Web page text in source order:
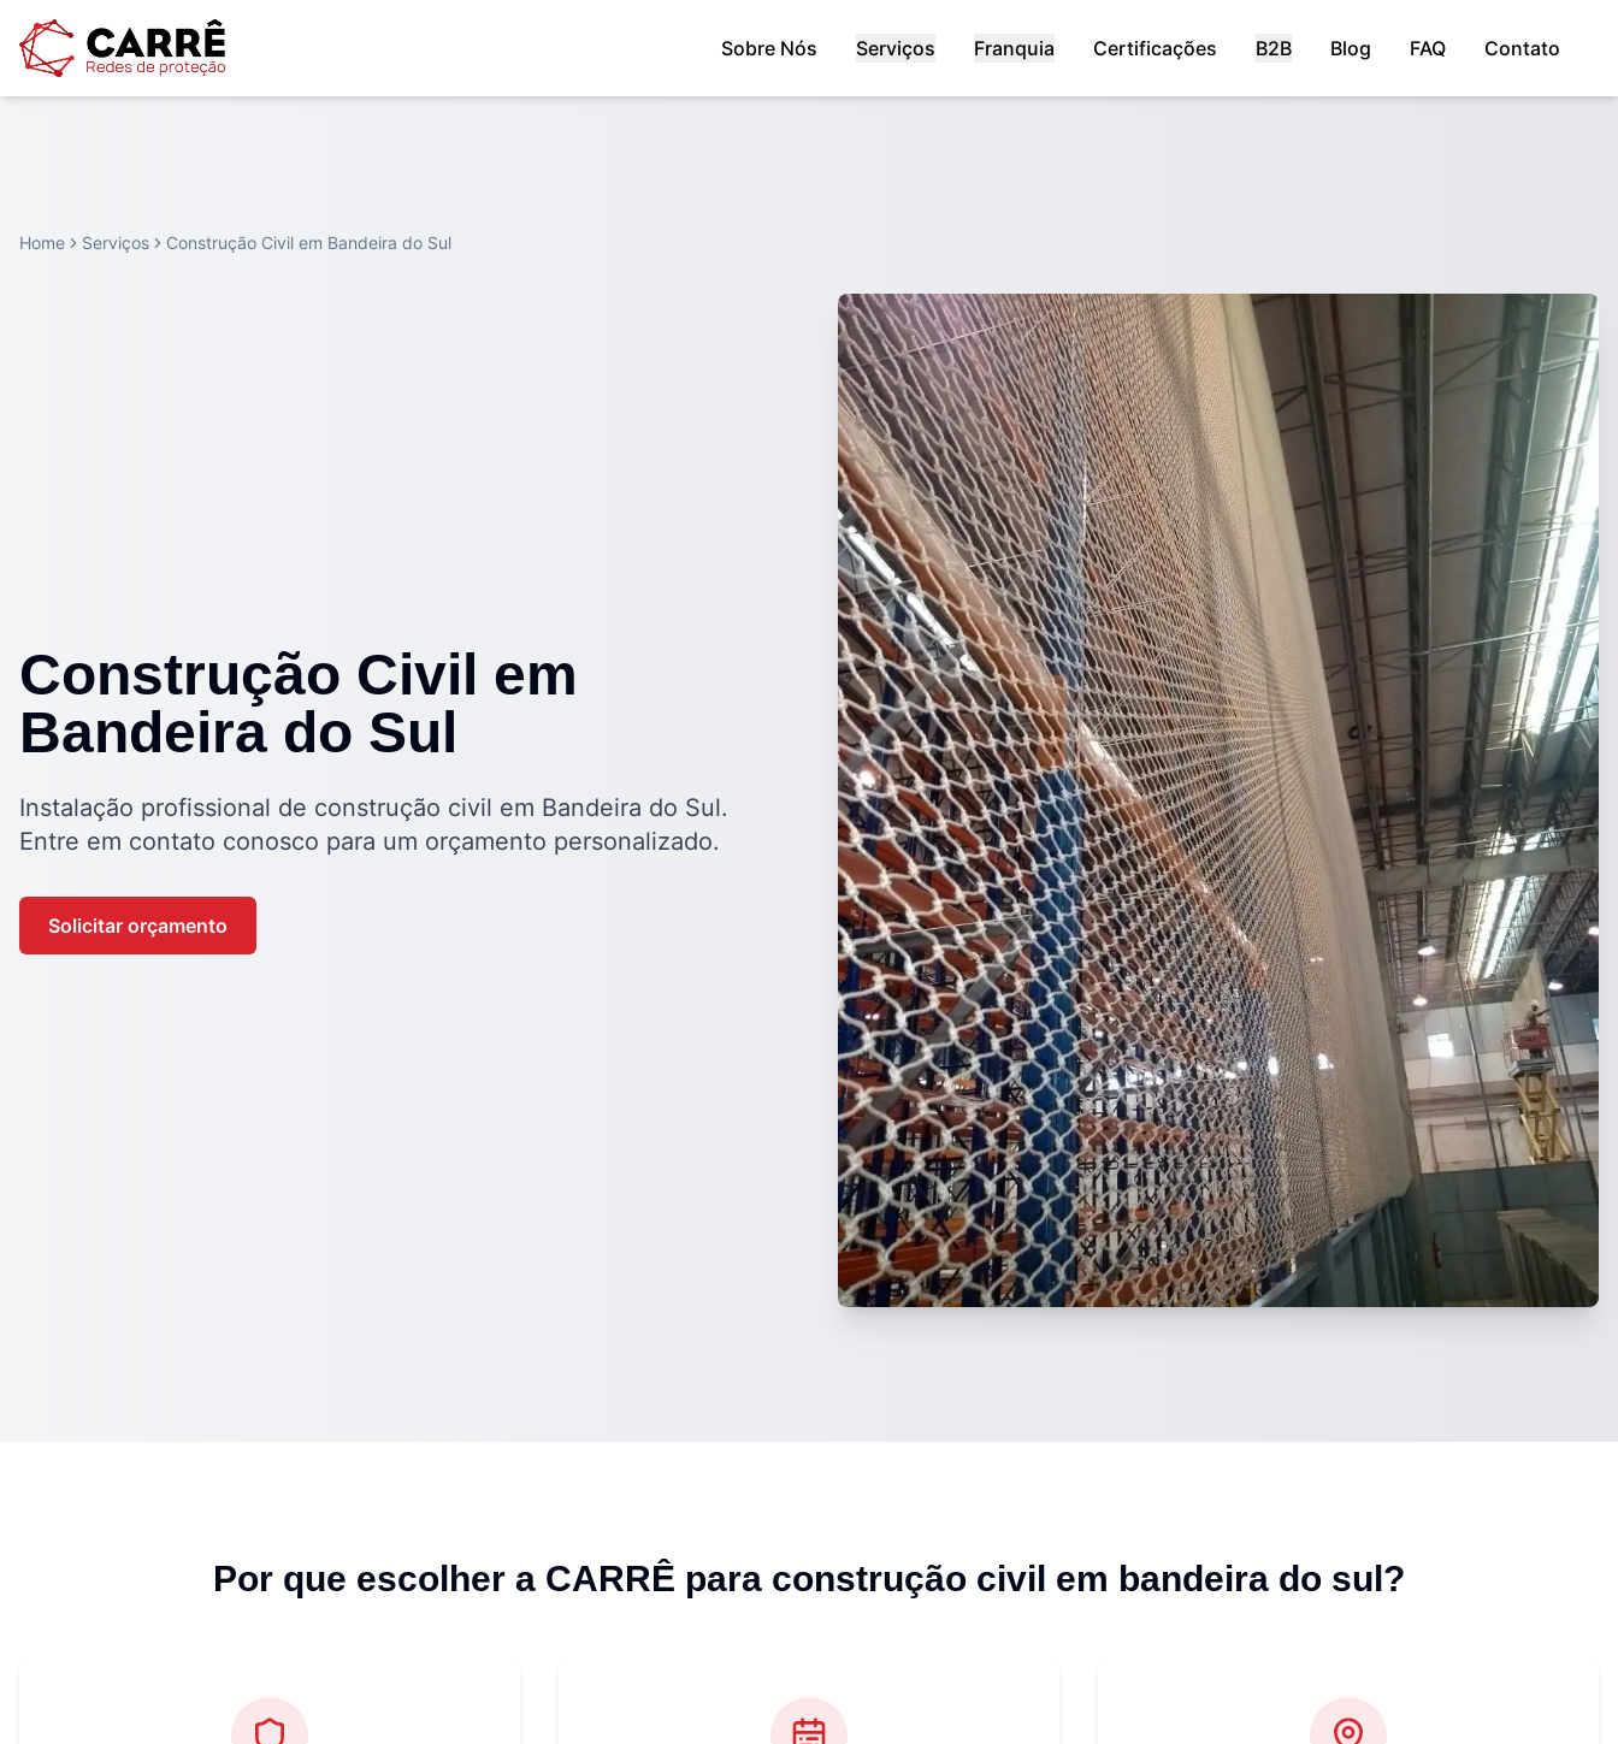
Sobre Nós Serviços Franquia Certificações B2B Blog FAQ Contato
Home Serviços Construção Civil em Bandeira do Sul
Construção Civil em
Bandeira do Sul
Instalação profissional de construção civil em Bandeira do Sul.
Entre em contato conosco para um orçamento personalizado.
Solicitar orçamento
Por que escolher a CARRÊ para construção civil em bandeira do sul ?